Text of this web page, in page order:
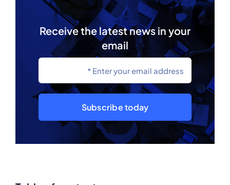
Receive the latest news in your
email
Subscribe today